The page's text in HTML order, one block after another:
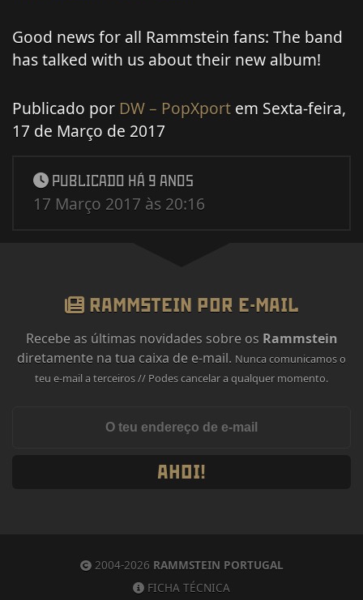
Good news for all Rammstein fans: The band
has talked with us about their new album!
Publicado por DW – PopXport em Sexta-feira,
17 de Março de 2017
PUBLICADO HÁ 9 ANOS
17 Março 2017 às 20:16
RAMMSTEIN POR E-MAIL
Recebe as últimas novidades sobre os Rammstein
diretamente na tua caixa de e-mail. Nunca comunicamos o
teu e-mail a terceiros // Podes cancelar a qualquer momento.
AHOI!
2004-2026 RAMMSTEIN PORTUGAL
FICHA TÉCNICA